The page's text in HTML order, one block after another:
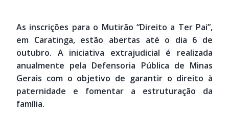
As inscrições para o Mutirão “Direito a Ter Pai”,
em Caratinga, estão abertas até o dia 6 de
outubro. A iniciativa extrajudicial é realizada
anualmente pela Defensoria Pública de Minas
Gerais com o objetivo de garantir o direito à
paternidade e fomentar a estruturação da
família.